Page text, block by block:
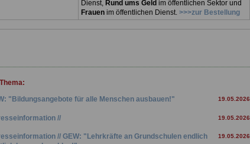
Dienst, Rund ums Geld im öffentlichen Sektor und
Frauen im öffentlichen Dienst. >>>zur Bestellung
19.05.2026
"Bildungsangebote für alle Menschen ausbauen!"
19.05.2026
//
19.05.2026
// GEW: "Lehrkräfte an Grundschulen endlich